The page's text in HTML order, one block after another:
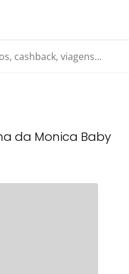
viagens...
da Monica Baby